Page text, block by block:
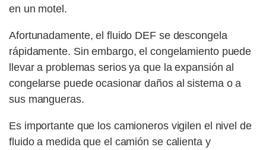
en un motel.
Afortunadamente, el fluido DEF se descongela
rápidamente. Sin embargo, el congelamiento puede
llevar a problemas serios ya que la expansión al
congelarse puede ocasionar daños al sistema o a
sus mangueras.
Es importante que los camioneros vigilen el nivel de
fluido a medida que el camión se calienta y